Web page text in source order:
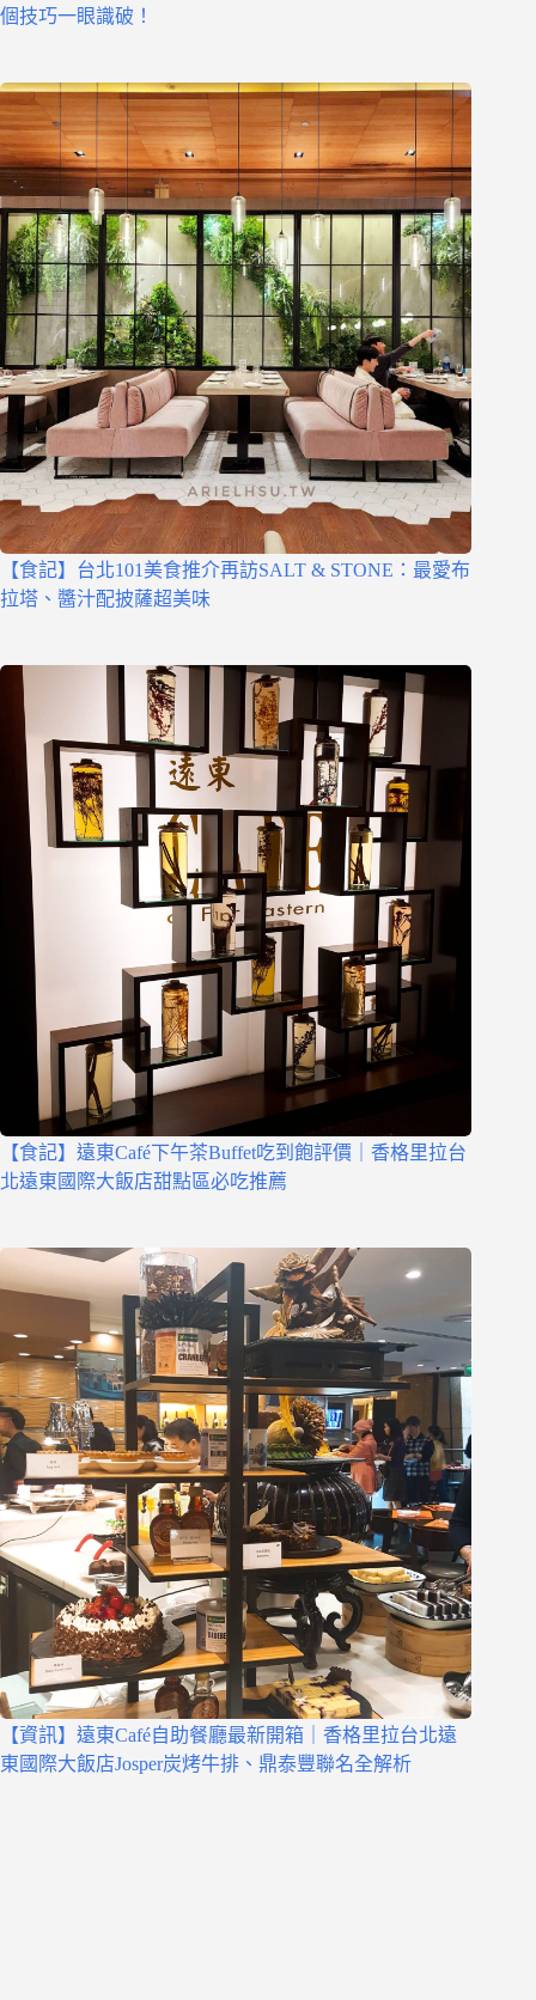
個技巧一眼識破！
【食記】台北101美食推介再訪SALT & STONE：最愛布
拉塔、醬汁配披薩超美味
【食記】遠東Café下午茶Buffet吃到飽評價｜香格里拉台
北遠東國際大飯店甜點區必吃推薦
【資訊】遠東Café自助餐廳最新開箱｜香格里拉台北遠
東國際大飯店Josper炭烤牛排、鼎泰豐聯名全解析